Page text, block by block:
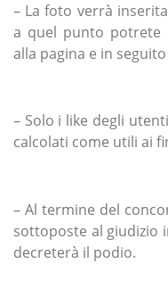
– La foto verrà
a quel punto potrete
alla pagina e in
– Solo i like degli
calcolati come utili ai
– Al termine del
sottoposte al giudizio
decreterà il podio.